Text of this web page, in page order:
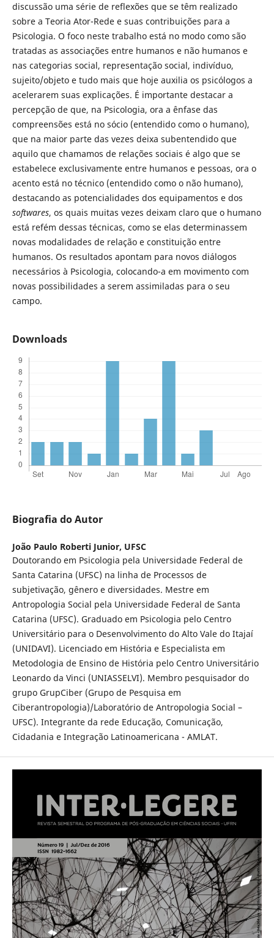
discussão uma série de reflexões que se têm realizado
sobre a Teoria Ator-Rede e suas contribuições para a
Psicologia. O foco neste trabalho está no modo como são
tratadas as associações entre humanos e não humanos e
nas categorias social, representação social, indivíduo,
sujeito/objeto e tudo mais que hoje auxilia os psicólogos a
acelerarem suas explicações. É importante destacar a
percepção de que, na Psicologia, ora a ênfase das
compreensões está no sócio (entendido como o humano),
que na maior parte das vezes deixa subentendido que
aquilo que chamamos de relações sociais é algo que se
estabelece exclusivamente entre humanos e pessoas, ora o
acento está no técnico (entendido como o não humano),
destacando as potencialidades dos equipamentos e dos
softwares, os quais muitas vezes deixam claro que o humano
está refém dessas técnicas, como se elas determinassem
novas modalidades de relação e constituição entre
humanos. Os resultados apontam para novos diálogos
necessários à Psicologia, colocando-a em movimento com
novas possibilidades a serem assimiladas para o seu
campo.
Downloads
Biografia do Autor
João Paulo Roberti Junior, UFSC
Doutorando em Psicologia pela Universidade Federal de
Santa Catarina (UFSC) na linha de Processos de
subjetivação, gênero e diversidades. Mestre em
Antropologia Social pela Universidade Federal de Santa
Catarina (UFSC). Graduado em Psicologia pelo Centro
Universitário para o Desenvolvimento do Alto Vale do Itajaí
(UNIDAVI). Licenciado em História e Especialista em
Metodologia de Ensino de História pelo Centro Universitário
Leonardo da Vinci (UNIASSELVI). Membro pesquisador do
grupo GrupCiber (Grupo de Pesquisa em
Ciberantropologia)/Laboratório de Antropologia Social –
UFSC). Integrante da rede Educação, Comunicação,
Cidadania e Integração Latinoamericana - AMLAT.